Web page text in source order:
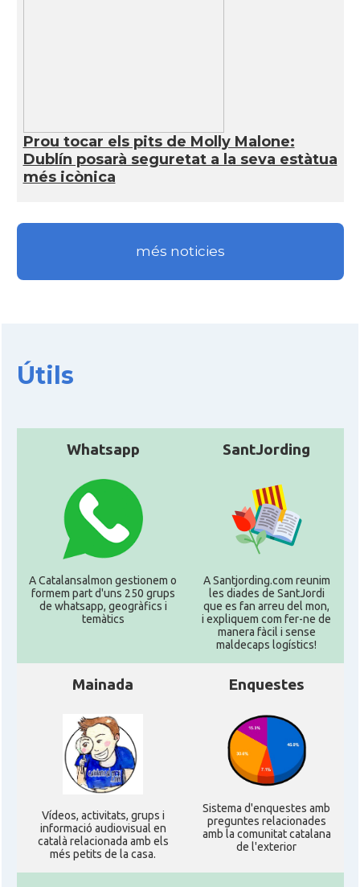
Prou tocar els pits de Molly Malone:
Dublín posarà seguretat a la seva estàtua
més icònica
més noticies
Útils
Whatsapp
A Catalansalmon gestionem o
formem part d'uns 250 grups
de whatsapp, geogràfics i
temàtics
SantJording
A Santjording.com reunim
les diades de SantJordi
que es fan arreu del mon,
i expliquem com fer-ne de
manera fàcil i sense
maldecaps logí­stics!
Mainada
Ví­deos, activitats, grups i
informació audiovisual en
català relacionada amb els
més petits de la casa.
Enquestes
Sistema d'enquestes amb
preguntes relacionades
amb la comunitat catalana
de l'exterior